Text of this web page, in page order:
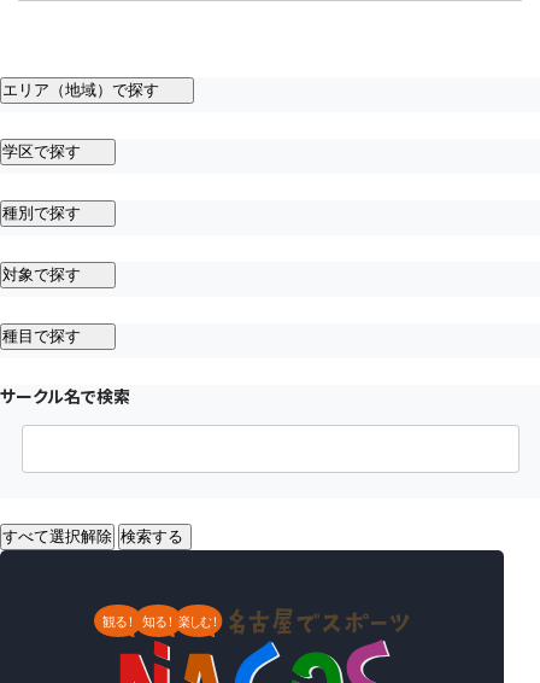
エリア（地域）で探す
学区で探す
種別で探す
対象で探す
種目で探す
サークル名で検索
すべて選択解除 検索する